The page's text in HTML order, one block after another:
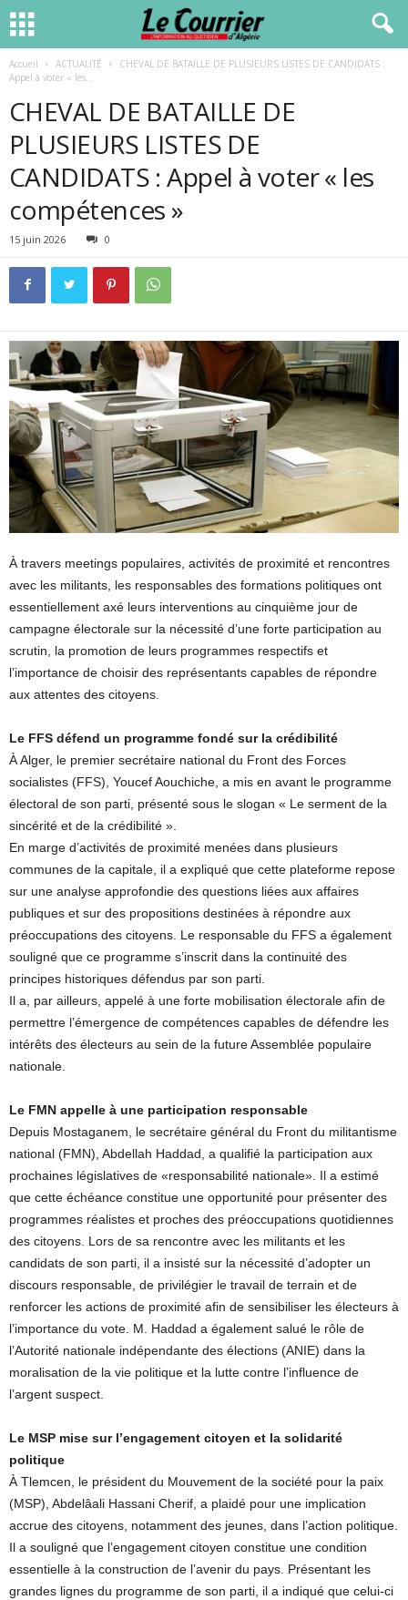
Accueil ACTUALITÉ
CHEVAL DE BATAILLE DE PLUSIEURS LISTES DE CANDIDATS :
Appel à voter « les...
CHEVAL DE BATAILLE DE
PLUSIEURS LISTES DE
CANDIDATS : Appel à voter « les
compétences »
15 juin 2026 0
À travers meetings populaires, activités de proximité et rencontres
avec les militants, les responsables des formations politiques ont
essentiellement axé leurs interventions au cinquième jour de
campagne électorale sur la nécessité d’une forte participation au
scrutin, la promotion de leurs programmes respectifs et
l’importance de choisir des représentants capables de répondre
aux attentes des citoyens.
Le FFS défend un programme fondé sur la crédibilité
À Alger, le premier secrétaire national du Front des Forces
socialistes (FFS), Youcef Aouchiche, a mis en avant le programme
électoral de son parti, présenté sous le slogan « Le serment de la
sincérité et de la crédibilité ».
En marge d’activités de proximité menées dans plusieurs
communes de la capitale, il a expliqué que cette plateforme repose
sur une analyse approfondie des questions liées aux affaires
publiques et sur des propositions destinées à répondre aux
préoccupations des citoyens. Le responsable du FFS a également
souligné que ce programme s’inscrit dans la continuité des
principes historiques défendus par son parti.
Il a, par ailleurs, appelé à une forte mobilisation électorale afin de
permettre l’émergence de compétences capables de défendre les
intérêts des électeurs au sein de la future Assemblée populaire
nationale.
Le FMN appelle à une participation responsable
Depuis Mostaganem, le secrétaire général du Front du militantisme
national (FMN), Abdellah Haddad, a qualifié la participation aux
prochaines législatives de «responsabilité nationale». Il a estimé
que cette échéance constitue une opportunité pour présenter des
programmes réalistes et proches des préoccupations quotidiennes
des citoyens. Lors de sa rencontre avec les militants et les
candidats de son parti, il a insisté sur la nécessité d’adopter un
discours responsable, de privilégier le travail de terrain et de
renforcer les actions de proximité afin de sensibiliser les électeurs à
l’importance du vote. M. Haddad a également salué le rôle de
l’Autorité nationale indépendante des élections (ANIE) dans la
moralisation de la vie politique et la lutte contre l’influence de
l’argent suspect.
Le MSP mise sur l’engagement citoyen et la solidarité
politique
À Tlemcen, le président du Mouvement de la société pour la paix
(MSP), Abdelâali Hassani Cherif, a plaidé pour une implication
accrue des citoyens, notamment des jeunes, dans l’action politique.
Il a souligné que l’engagement citoyen constitue une condition
essentielle à la construction de l’avenir du pays. Présentant les
grandes lignes du programme de son parti, il a indiqué que celui-ci